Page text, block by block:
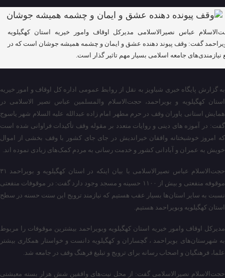
عباس نصیرالاسلامی مدیرکل اوقاف وامور خیریه استان کهگیلویه
گفت: وقف پیوند دهنده عشق و ایمان و چشمه همیشه جوشان است که در
نیازمندی‌های جامعه اسلامی بسیار مهم تاثیر گذار است.
به گزارش پایگاه خبری شباویز به نقل از روابط عمومی اداره کل اوقاف و امور خیریه
استان کهگیلویه و بویراحمد، حجت‌الاسلام والمسلمین عباس نصیر الاسلامی در
همایش استانی یاوران وقف در حرم مطهر امام زاده عبدالله علیه السلام شهر یاسوج
گفت: در آموزه های دینی و روایات متعدد بر مقوله وقف تأکیدات فراوانی شده است
که امروز خوشبختانه واقفان خیراندیش در جای جای کشور با وقف بخشی از اموال
خویش به عمران و آبادانی کشور و خدمت رسانی به مردم کمک‌های زیادی نموده اند.
حجت‌الاسلام عباس نصیرالاسلامی با بیان اینکه در استان کهگیلویه و بویراحمد ۳۱
موقوفه منفعتی و بیش از ۱۱۰۰ حسینه و مسجد وجود دارد گفت: در موقوفات منفعتی
نسبت به سایر استان‌ها بسیار عقب هستیم که نیازمند ترویج این سنت حسنه در سطح
استان کهگیلویه وبویراحمد هستیم.
مدیرکل اوقاف وامور خیریه استان کهگیلویه وبویراحمد بیشترین موقوفات را مربوط
به شهرستان‌های بویراحمد ، گچساران و کهگیلویه دانست و خواستار همکاری بیشتر
علما، فرهنگیان و اصحاب رسانه برای ترویج و تبلیغ فرهنگ وقف در جامعه شد.
حجت‌الاسلام نصیرالاسلامی گفت: از محل نیت‌های واقفین شش هزار بسته معیشتی